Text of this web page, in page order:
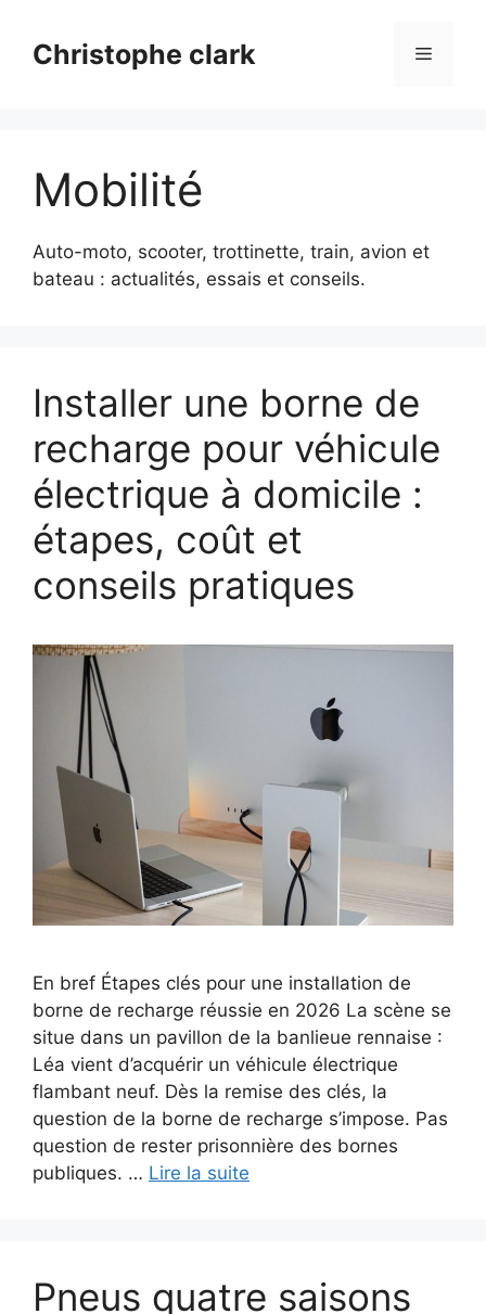
contenuChristophe clark Menu
Mobilité
Auto-moto, scooter, trottinette, train, avion et
bateau : actualités, essais et conseils.
Installer une borne de
recharge pour véhicule
électrique à domicile :
étapes, coût et
conseils pratiques
En bref Étapes clés pour une installation de
borne de recharge réussie en 2026 La scène se
situe dans un pavillon de la banlieue rennaise :
Léa vient d’acquérir un véhicule électrique
flambant neuf. Dès la remise des clés, la
question de la borne de recharge s’impose. Pas
question de rester prisonnière des bornes
publiques. … Lire la suite
Pneus quatre saisons